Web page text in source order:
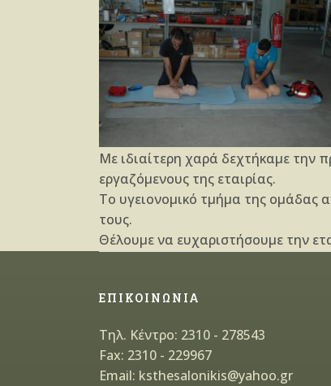
Με ιδιαίτερη χαρά δεχτήκαμε την
εργαζόμενους της εταιρίας.
Το υγειονομικό τμήμα της ομάδας
τους.
Θέλουμε να ευχαριστήσουμε την
ΕΠΙΚΟΙΝΩΝΙΑ
Τηλ. Κέντρο: 2310 - 278543
Fax: 2310 - 229967
Email: ksthesalonikis@yahoo.gr